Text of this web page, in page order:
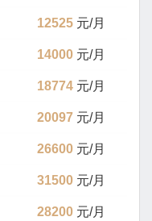
12525 元/月
14000 元/月
18774 元/月
20097 元/月
26600 元/月
31500 元/月
28200 元/月